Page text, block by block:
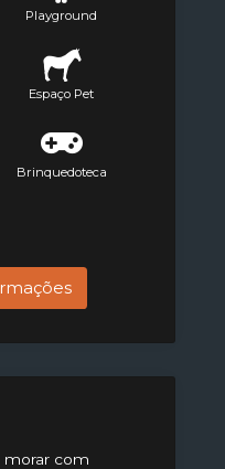
Playground
Espaço Pet
Brinquedoteca
morar com